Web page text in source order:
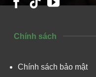
Chính sách
Chính sách bảo mật